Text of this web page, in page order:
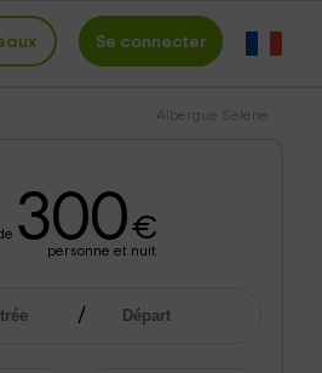
Se connecter
Albergue Selene
300€
personne et nuit